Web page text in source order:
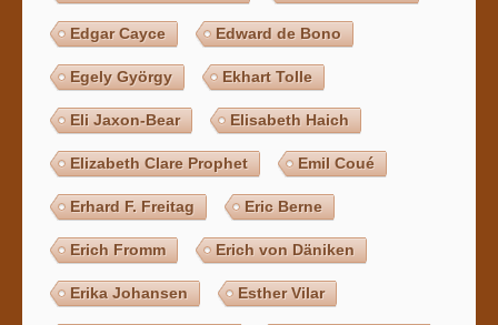
Edgar Cayce Edward de Bono
Egely György Ekhart Tolle
Eli Jaxon-Bear Elisabeth Haich
Elizabeth Clare Prophet Emil Coué
Erhard F. Freitag Eric Berne
Erich Fromm Erich von Däniken
Erika Johansen Esther Vilar